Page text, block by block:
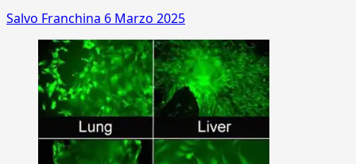
Salvo Franchina 6 Marzo 2025